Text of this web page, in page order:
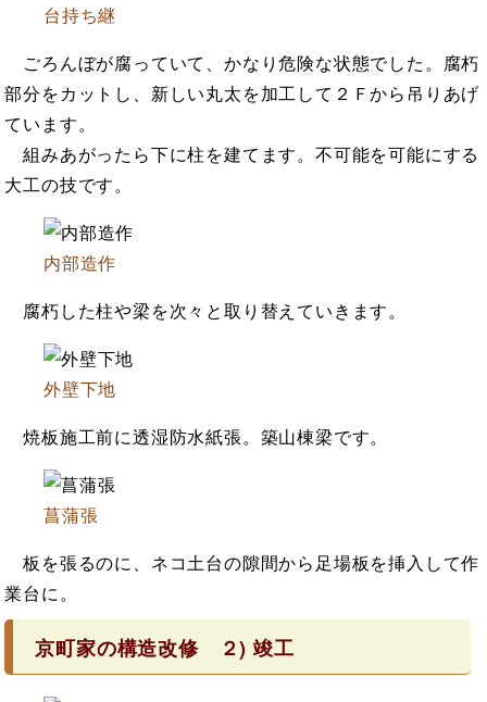
台持ち継
ごろんぼが腐っていて、かなり危険な状態でした。腐朽
部分をカットし、新しい丸太を加工して２Ｆから吊りあげ
ています。
組みあがったら下に柱を建てます。不可能を可能にする
大工の技です。
内部造作
腐朽した柱や梁を次々と取り替えていきます。
外壁下地
焼板施工前に透湿防水紙張。築山棟梁です。
菖蒲張
板を張るのに、ネコ土台の隙間から足場板を挿入して作
業台に。
京町家の構造改修 ２) 竣工